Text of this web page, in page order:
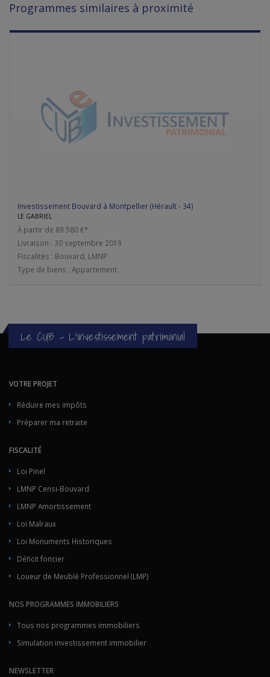
Programmes similaires à proximité
Investissement Bouvard à Montpellier (Hérault - 34)
LE GABRIEL
À partir de 89 580 €*
Livraison : 30 septembre 2019
Fiscalités : Bouvard, LMNP
Type de biens : Appartement
Le CUB - L'investissement patrimonial
VOTRE PROJET
Réduire mes impôts
Préparer ma retraite
FISCALITÉ
Loi Pinel
LMNP Censi-Bouvard
LMNP Amortissement
Loi Malraux
Loi Monuments Historiques
Déficit foncier
Loueur de Meublé Professionnel (LMP)
NOS PROGRAMMES IMMOBILIERS
Tous nos programmes immobiliers
Simulation investissement immobilier
NEWSLETTER